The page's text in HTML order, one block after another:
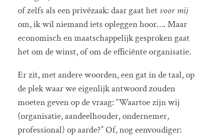
of zelfs als een privézaak: daar gaat het voor mij
om, ik wil niemand iets opleggen hoor…. Maar
economisch en maatschappelijk gesproken gaat
het om de winst, of om de efficiënte organisatie.
Er zit, met andere woorden, een gat in de taal, op
de plek waar we eigenlijk antwoord zouden
moeten geven op de vraag: “Waartoe zijn wij
(organisatie, aandeelhouder, ondernemer,
professional) op aarde?” Of, nog eenvoudiger: